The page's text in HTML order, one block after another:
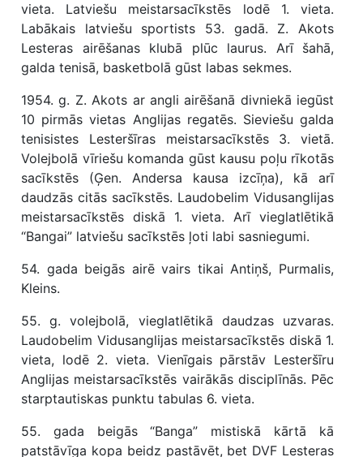
vieta. Latviešu meistarsacīkstēs lodē 1. vieta.
Labākais latviešu sportists 53. gadā. Z. Akots
Lesteras airēšanas klubā plūc laurus. Arī šahā,
galda tenisā, basketbolā gūst labas sekmes.
1954. g. Z. Akots ar angli airēšanā divniekā iegūst
10 pirmās vietas Anglijas regatēs. Sieviešu galda
tenisistes Lesteršīras meistarsacīkstēs 3. vietā.
Volejbolā vīriešu komanda gūst kausu poļu rīkotās
sacīkstēs (Ģen. Andersa kausa izcīņa), kā arī
daudzās citās sacīkstēs. Laudobelim Vidusanglijas
meistarsacīkstēs diskā 1. vieta. Arī vieglatlētikā
“Bangai” latviešu sacīkstēs ļoti labi sasniegumi.
54. gada beigās airē vairs tikai Antiņš, Purmalis,
Kleins.
55. g. volejbolā, vieglatlētikā daudzas uzvaras.
Laudobelim Vidusanglijas meistarsacīkstēs diskā 1.
vieta, lodē 2. vieta. Vienīgais pārstāv Lesteršīru
Anglijas meistarsacīkstēs vairākās disciplīnās. Pēc
starptautiskas punktu tabulas 6. vieta.
55. gada beigās “Banga” mistiskā kārtā kā
patstāvīga kopa beidz pastāvēt, bet DVF Lesteras